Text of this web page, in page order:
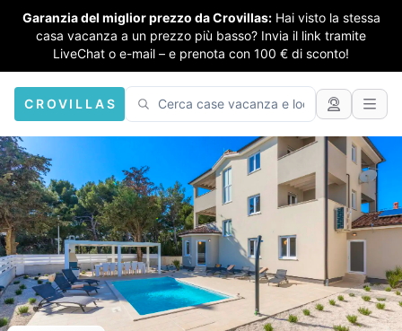
Garanzia del miglior prezzo da Crovillas: Hai visto la stessa
casa vacanza a un prezzo più basso? Invia il link tramite
LiveChat o e-mail – e prenota con 100 € di sconto!
CROVILLAS